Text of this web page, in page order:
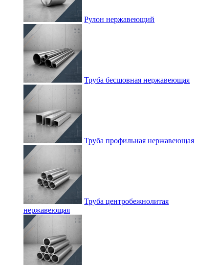
Рулон нержавеющий
Труба бесшовная нержавеющая
Труба профильная нержавеющая
Труба центробежнолитая
нержавеющая